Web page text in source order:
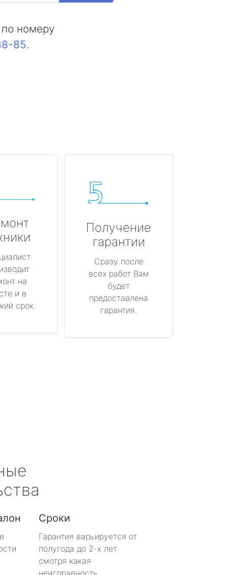
номеру
85.
на
и в
срок.
Получение
гарантии
Сразу после
всех работ Вам
будет
предоставлена
гарантия.
Сроки
Гарантия варьируется от
полугода до 2-х лет
смотря какая
неисправность.